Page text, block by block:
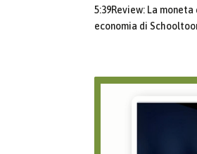
5:39Review: La
economia di